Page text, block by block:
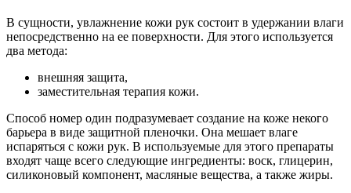
В сущности, увлажнение кожи рук состоит в удержании влаги
непосредственно на ее поверхности. Для этого используется
два метода:
внешняя защита,
заместительная терапия кожи.
Способ номер один подразумевает создание на коже некого
барьера в виде защитной пленочки. Она мешает влаге
испаряться с кожи рук. В используемые для этого препараты
входят чаще всего следующие ингредиенты: воск, глицерин,
силиконовый компонент, масляные вещества, а также жиры.